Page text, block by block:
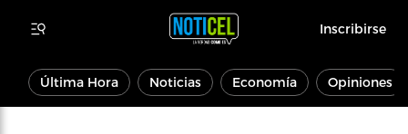
Inscribirse
Última Hora Noticias Economía Opiniones